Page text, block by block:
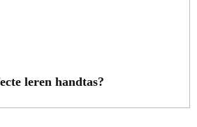
leren handtas?